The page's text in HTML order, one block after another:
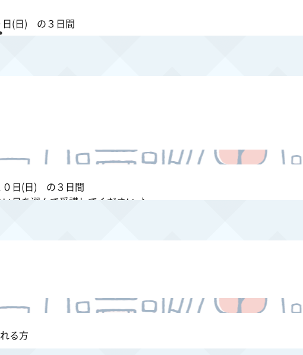
(日) の３日間
日(日) の３日間
日を選んで受講してください ♪
いと思われる方